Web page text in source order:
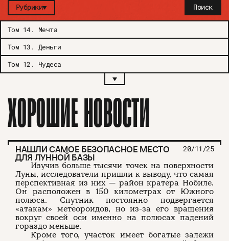
Поиск
Рубрики
Том 14.
Мечта
Том 13 . Деньги
Том 12 . Чудеса
ХОРОШИЕ НОВОСТИ
НАШЛИ САМОЕ БЕЗОПАСНОЕ МЕСТО
ДЛЯ ЛУННОЙ БАЗЫ
20/11/25
Изучив больше тысячи точек на поверхности
Луны, исследователи пришли к выводу, что самая
перспективная из них — район кратера Нобиле.
Он расположен в 150 километрах от Южного
полюса. Спутник постоянно подвергается
«атакам» метеороидов, но из-за его вращения
вокруг своей оси именно на полюсах падений
гораздо меньше.
Кроме того, участок имеет богатые залежи